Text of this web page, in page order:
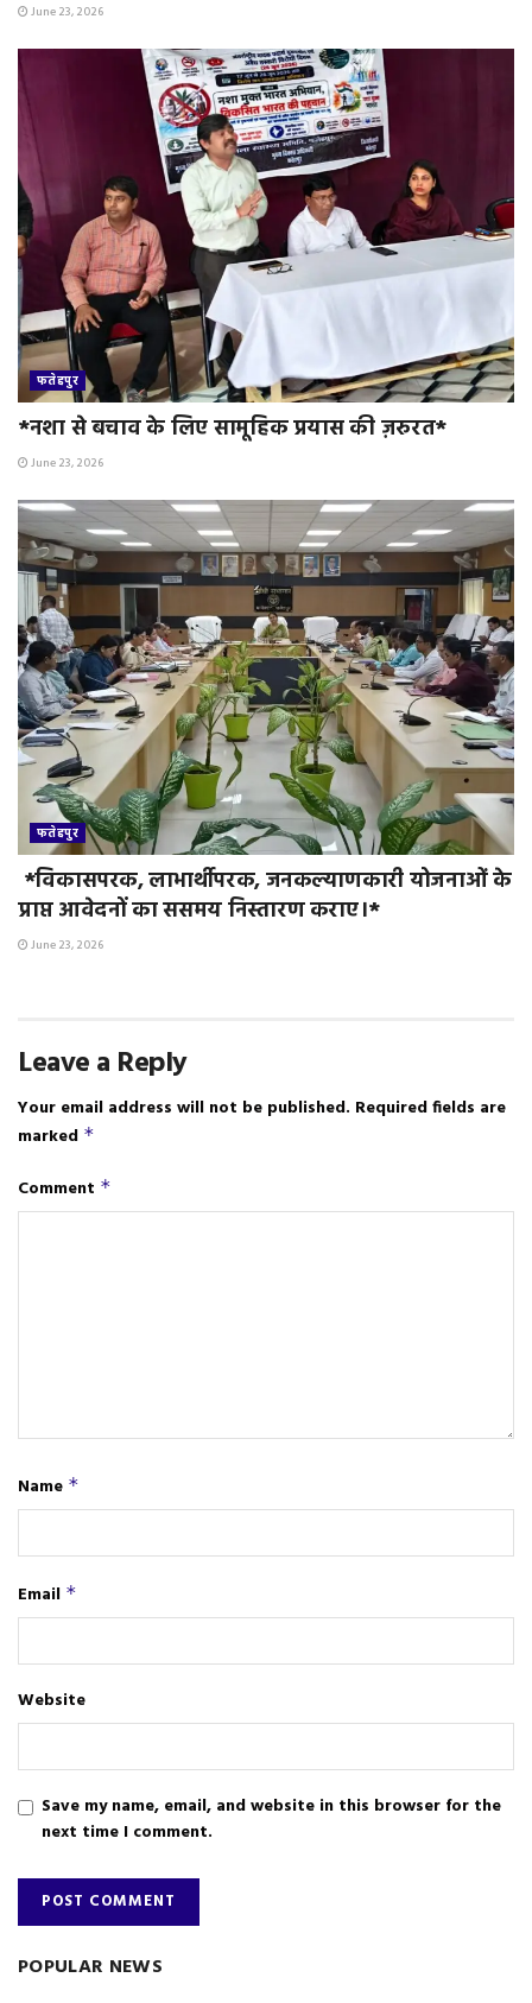
June 23, 2026
फतेहपुर
*नशा से बचाव के लिए सामूहिक प्रयास की ज़रुरत*
June 23, 2026
फतेहपुर
*विकासपरक, लाभार्थीपरक, जनकल्याणकारी योजनाओं के
प्राप्त आवेदनों का ससमय निस्तारण कराए।*
June 23, 2026
Leave a Reply
Your email address will not be published. Required fields are
marked *
Comment *
Name *
Email *
Website
Save my name, email, and website in this browser for the
next time I comment.
POPULAR NEWS